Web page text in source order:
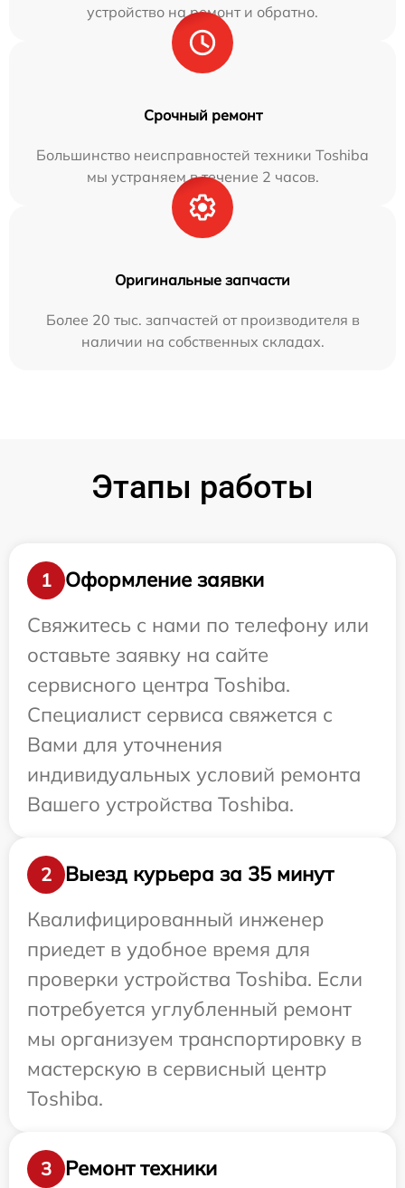
устройство на ремонт и обратно.
Срочный ремонт
Большинство неисправностей техники Toshiba
мы устраняем в течение 2 часов.
Оригинальные запчасти
Более 20 тыс. запчастей от производителя в
наличии на собственных складах.
Этапы работы
1
Оформление заявки
Свяжитесь с нами по телефону или
оставьте заявку на сайте
сервисного центра Toshiba.
Специалист сервиса свяжется с
Вами для уточнения
индивидуальных условий ремонта
Вашего устройства Toshiba.
2
Выезд курьера за 35 минут
Квалифицированный инженер
приедет в удобное время для
проверки устройства Toshiba. Если
потребуется углубленный ремонт
мы организуем транспортировку в
мастерскую в сервисный центр
Toshiba.
3
Ремонт техники